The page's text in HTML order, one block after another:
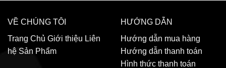
VỀ CHÚNG TÔI
Trang Chủ Giới thiệu Liên
hệ Sản Phẩm
HƯỚNG DẪN
Hướng dẫn mua hàng
Hướng dẫn thanh toán
Hình thức thanh toán